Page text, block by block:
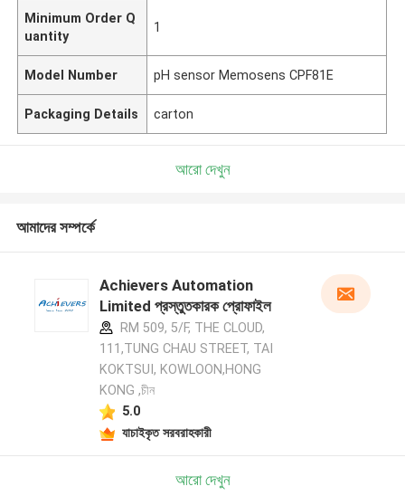
Minimum Order Q
uantity
1
Model Number pH sensor Memosens CPF81E
Packaging Details carton
আরো দেখুন
আমাদের সম্পর্কে
Achievers Automation
Limited প্রস্তুতকারক প্রোফাইল
RM 509, 5/F, THE CLOUD,
111,TUNG CHAU STREET, TAI
KOKTSUI, KOWLOON,HONG
KONG ,চীন
5.0
যাচাইকৃত সরবরাহকারী
আরো দেখুন